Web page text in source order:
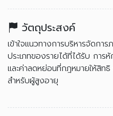
วัตถุประสงค์
เข้าใจแนวทางการบริหารจัดก
ประเภทของรายได้ที่ได้รับ การ
และค่าลดหย่อนที่กฎหมายให้สิท
สำหรับผู้สูงอายุ